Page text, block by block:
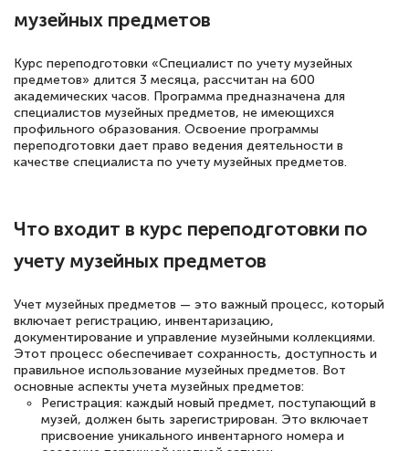
Знаток города 5 уровня
18 марта 2026
Выражаю благодарность за курс
повышения квалификации "Эксперт ЕГЭ по
подготовиться к тестированию. Это
книги, методические рекомендации,
статьи. Времени на подготовку
достаточно. Курс помогает пройти
аттестацию в школе. Спасибо!
Евгения Коротких
музейных предметов
Курс переподготовки «Специалист по учету музейных
предметов» длится 3 месяца, рассчитан на 600
академических часов. Программа предназначена для
специалистов музейных предметов, не имеющихся
профильного образования. Освоение программы
переподготовки дает право ведения деятельности в
качестве специалиста по учету музейных предметов.
Что входит в курс переподготовки по
учету музейных предметов
Учет музейных предметов — это важный процесс, который
включает регистрацию, инвентаризацию,
документирование и управление музейными коллекциями.
Этот процесс обеспечивает сохранность, доступность и
правильное использование музейных предметов. Вот
основные аспекты учета музейных предметов:
Регистрация: каждый новый предмет, поступающий в
музей, должен быть зарегистрирован. Это включает
присвоение уникального инвентарного номера и